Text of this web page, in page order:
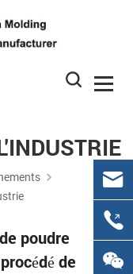
poudre
de